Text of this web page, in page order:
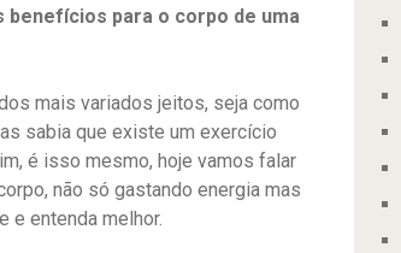
benefícios para o corpo de uma
mais variados jeitos, seja como
sabia que existe um exercício
é isso mesmo, hoje vamos falar
não só gastando energia mas
e entenda melhor.